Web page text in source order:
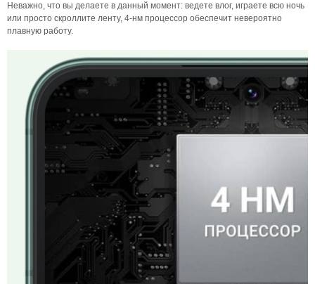
Неважно, что вы делаете в данный момент: ведете влог, играете всю ночь
или просто скроллите ленту, 4-нм процессор обеспечит невероятно
плавную работу.